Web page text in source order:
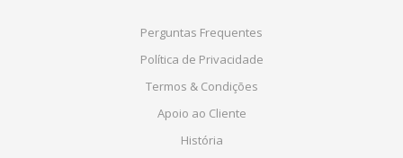
Perguntas Frequentes
Política de Privacidade
Termos & Condições
Apoio ao Cliente
História